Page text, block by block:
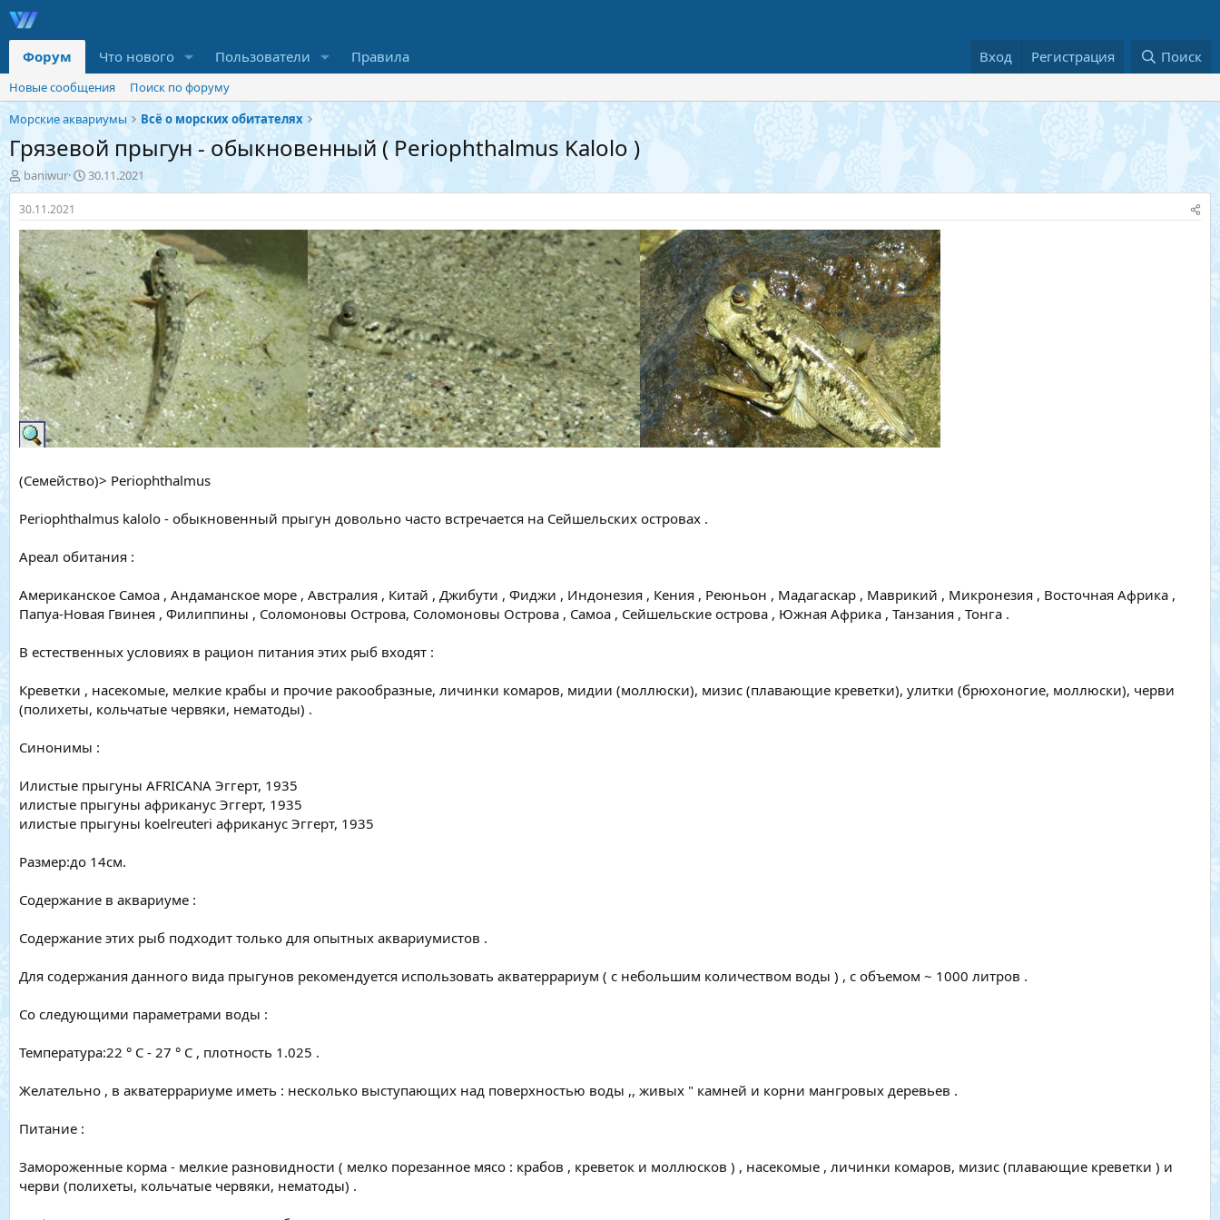
Форум Что нового Пользователи Правила Вход Регистрация Поиск
Новые сообщения
Поиск по форуму
Морские аквариумы
Всё о морских обитателях
Грязевой прыгун - обыкновенный ( Periophthalmus Kalolo )
А
в
т
о
р
т
е
м
ы
baniwur
Д
а
а
н
а
ч
а
л
а
30.11.2021
30.11.2021
(Семейство)> Periophthalmus
Periophthalmus kalolo - обыкновенный прыгун довольно часто встречается на Сейшельских островах .
Ареал обитания :
Американское Самоа , Андаманское море , Австралия , Китай , Джибути , Фиджи , Индонезия , Кения , Реюньон , Мадагаскар , Маврикий , Микронезия , Восточная Африка ,
Папуа-Новая Гвинея , Филиппины , Соломоновы Острова, Соломоновы Острова , Самоа , Сейшельские острова , Южная Африка , Танзания , Тонга .
В естественных условиях в рацион питания этих рыб входят :
Креветки , насекомые, мелкие крабы и прочие ракообразные, личинки комаров, мидии (моллюски), мизис (плавающие креветки), улитки (брюхоногие, моллюски), черви
(полихеты, кольчатые червяки, нематоды) .
Синонимы :
Илистые прыгуны AFRICANA Эггерт, 1935
илистые прыгуны африканус Эггерт, 1935
илистые прыгуны koelreuteri африканус Эггерт, 1935
Размер:до 14см.
Содержание в аквариуме :
Содержание этих рыб подходит только для опытных аквариумистов .
Для содержания данного вида прыгунов рекомендуется использовать акватеррариум ( с небольшим количеством воды ) , с объемом ~ 1000 литров .
Со следующими параметрами воды :
Температура:22 ° С - 27 ° С , плотность 1.025 .
Желательно , в акватеррариуме иметь : несколько выступающих над поверхностью воды ,, живых " камней и корни мангровых деревьев .
Питание :
Замороженные корма - мелкие разновидности ( мелко порезанное мясо : крабов , креветок и моллюсков ) , насекомые , личинки комаров, мизис (плавающие креветки ) и
черви (полихеты, кольчатые червяки, нематоды) .